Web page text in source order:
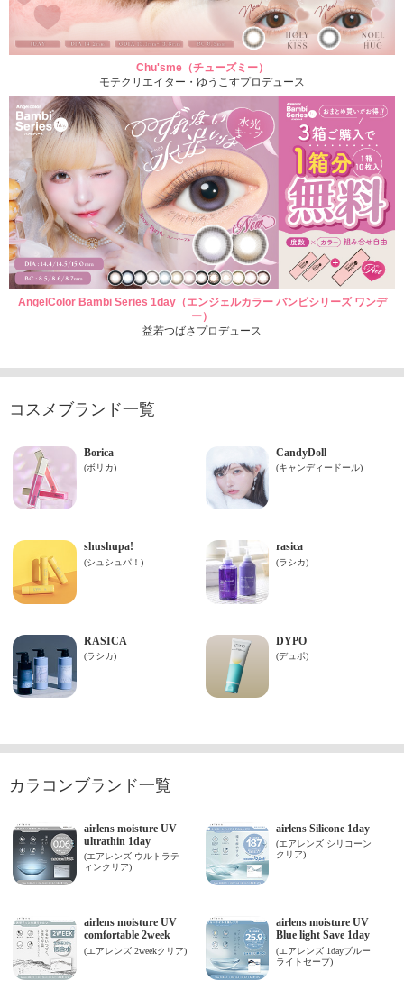
Chu'sme（チューズミー）
モテクリエイター・ゆうこすプロデュース
AngelColor Bambi Series 1day（エンジェルカラー バンビシリーズ ワンデ
ー）
益若つばさプロデュース
コスメブランド一覧
カラコンブランド一覧